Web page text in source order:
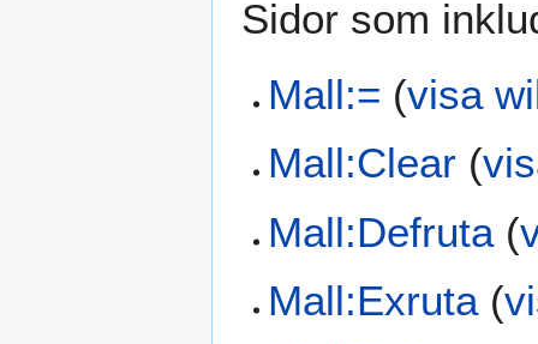
Sidor som
Mall:= (visa
Mall:Clear (
Mall:Defruta(
Mall:Exruta(